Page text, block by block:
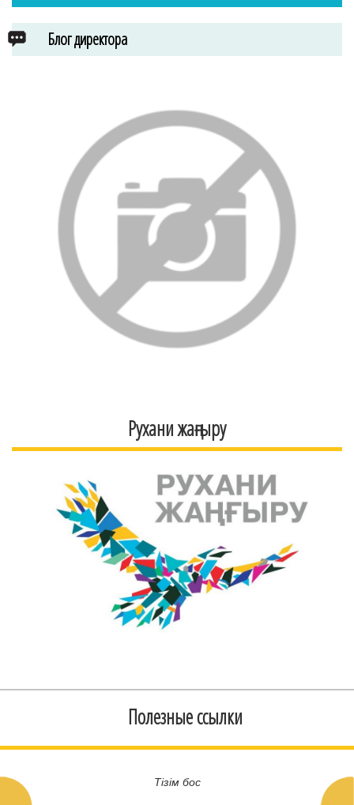
Блог директора
Рухани жаңғыру
Полезные ссылки
Тізім бос